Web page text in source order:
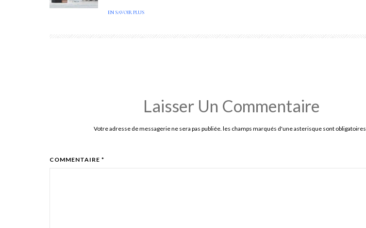
EN SAVOIR PLUS
Laisser Un Commentaire
Votre adresse de messagerie ne sera pas publiée. les champs marqués d'une asterisque sont obligatoires
COMMENTAIRE *